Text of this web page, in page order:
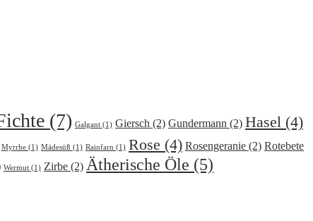
(7) Galgant (1) Giersch (2) Gundermann (2) Hasel (4)
Myrrhe (1) Mädesüß (1) Rainfarn (1) Rose (4) Rosengeranie (2) Rotebete
Wermut (1) Zirbe (2) Ätherische Öle (5)